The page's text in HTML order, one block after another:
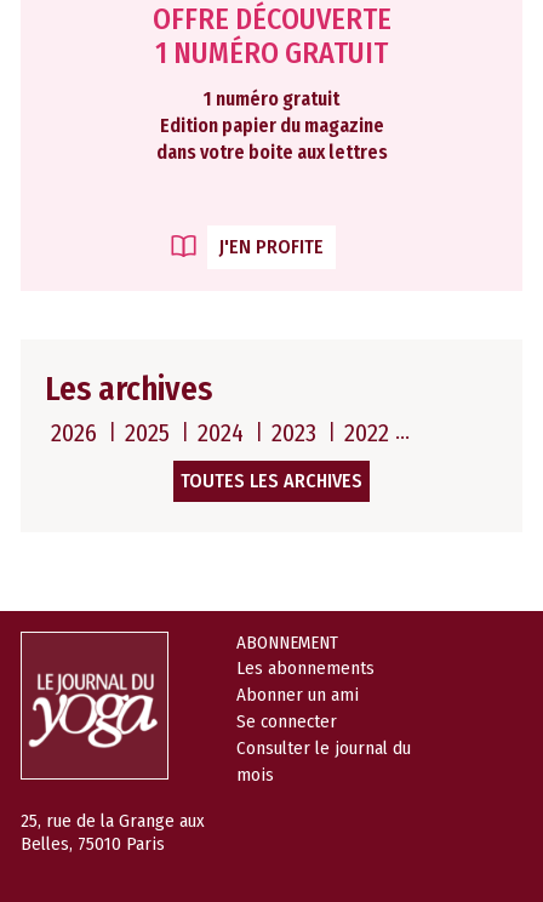
OFFRE DÉCOUVERTE
1 NUMÉRO GRATUIT
1 numéro gratuit
Edition papier du magazine
dans votre boite aux lettres
J'EN PROFITE
Les archives
2026 2025 2024 2023 2022
TOUTES LES ARCHIVES
25, rue de la Grange aux
Belles, 75010 Paris
ABONNEMENT
Les abonnements
Abonner un ami
Se connecter
Consulter le journal du
mois